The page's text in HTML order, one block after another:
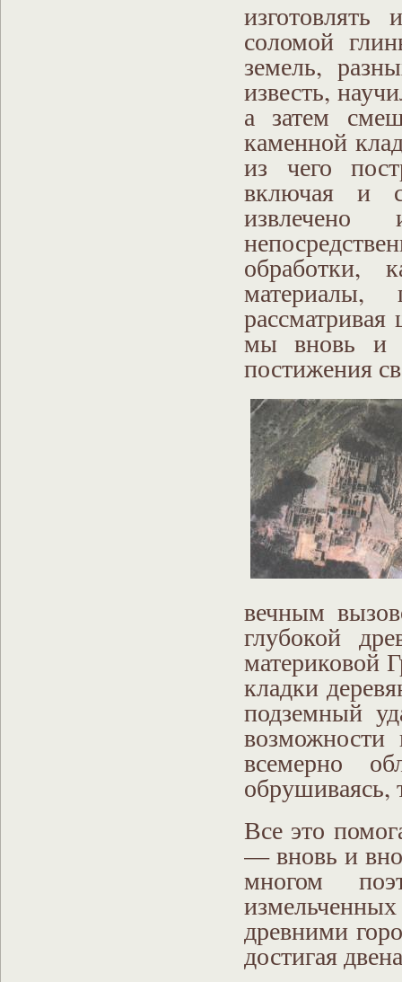
соломой
земель,
известь,
а затем
каменной
из чего
включая и
обработки,
рассматривая
мы вновь и
постижения
вечным
глубокой
материковой
кладки
подземный
возможности
всемерно
обрушиваясь,
Все это
— вновь и
многом
древними
достигая